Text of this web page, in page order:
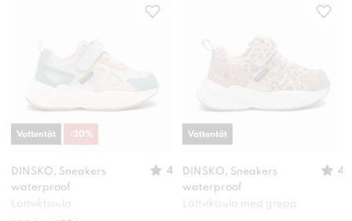
DINSKO, Sneakers
waterproof
4
Lättviktssula
Vattentät -30%
DINSKO, Sneakers
waterproof
4
Lättviktsula med grepp
Vattentät